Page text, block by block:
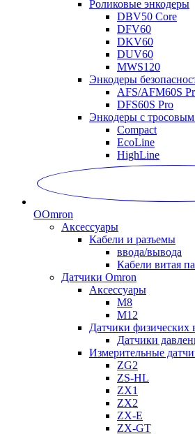
Роликовые энкодеры
DBV50 Core
DFV60
DKV60
DUV60
MWS120
Энкодеры
AFS/AFM60S
DFS60S Pro
Энкодеры с
Compact
EcoLine
HighLine
OOmron
Аксессуары
Кабели и разъемы
ввода/вывода
Кабели витая
Датчики Omron
Аксессуары
M8
M12
Датчики физических
Датчики
Измерительные
ZG2
ZS-HL
ZX1
ZX2
ZX-E
ZX-GT